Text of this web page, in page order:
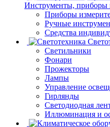
Инструменты, приборы
Приборы
Ручные
Средства
Светильники
Фонари
Прожекторы
Лампы
Управление
Гирлянды
Светодиодная
Иллюминация и